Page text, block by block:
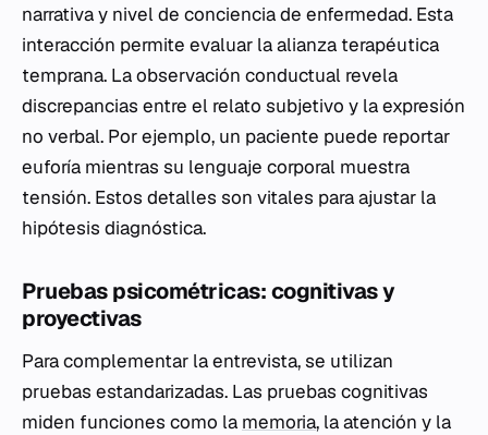
narrativa y nivel de conciencia de enfermedad. Esta
interacción permite evaluar la alianza terapéutica
temprana. La observación conductual revela
discrepancias entre el relato subjetivo y la expresión
no verbal. Por ejemplo, un paciente puede reportar
euforía mientras su lenguaje corporal muestra
tensión. Estos detalles son vitales para ajustar la
hipótesis diagnóstica.
Pruebas psicométricas: cognitivas y
proyectivas
Para complementar la entrevista, se utilizan
pruebas estandarizadas. Las pruebas cognitivas
miden funciones como la memoria, la atención y la